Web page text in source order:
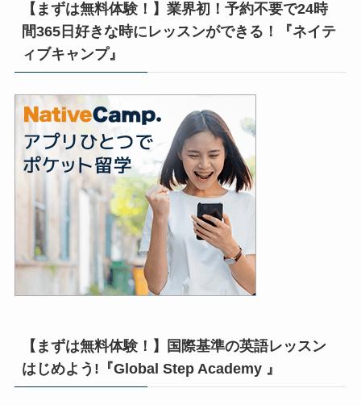
【まずは無料体験！】業界初！予約不要で24時
間365日好きな時にレッスンができる！『ネイテ
ィブキャンプ』
【まずは無料体験！】国際基準の英語レッスン
はじめよう!『Global Step Academy 』